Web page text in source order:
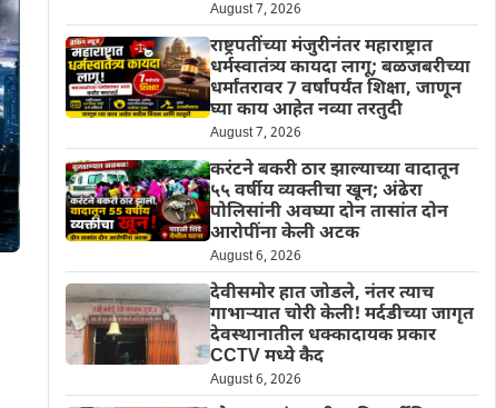
August 7, 2026
राष्ट्रपतींच्या मंजुरीनंतर महाराष्ट्रात
धर्मस्वातंत्र्य कायदा लागू; बळजबरीच्या
धर्मांतरावर 7 वर्षांपर्यंत शिक्षा, जाणून
घ्या काय आहेत नव्या तरतुदी
August 7, 2026
करंटने बकरी ठार झाल्याच्या वादातून
५५ वर्षीय व्यक्तीचा खून; अंढेरा
पोलिसांनी अवघ्या दोन तासांत दोन
आरोपींना केली अटक
August 6, 2026
देवीसमोर हात जोडले, नंतर त्याच
गाभाऱ्यात चोरी केली! मर्दडीच्या जागृत
देवस्थानातील धक्कादायक प्रकार
CCTV मध्ये कैद
August 6, 2026